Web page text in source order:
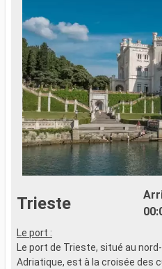
Trieste
Le port :
Le port de Trieste, situé au
Adriatique, est à la croisée des